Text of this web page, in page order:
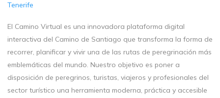
Tenerife
El Camino Virtual es una innovadora plataforma digital
interactiva del Camino de Santiago que transforma la forma de
recorrer, planificar y vivir una de las rutas de peregrinación más
emblemáticas del mundo. Nuestro objetivo es poner a
disposición de peregrinos, turistas, viajeros y profesionales del
sector turístico una herramienta moderna, práctica y accesible